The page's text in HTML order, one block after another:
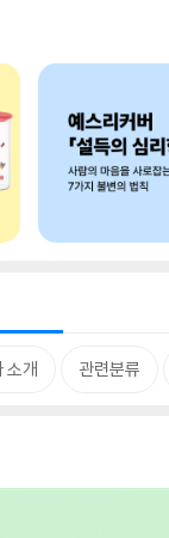
소개 관련분류